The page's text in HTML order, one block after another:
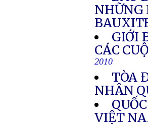
NHỮNG
GIỚI
CÁC
2010
TÒA
NHÂN
VIỆT